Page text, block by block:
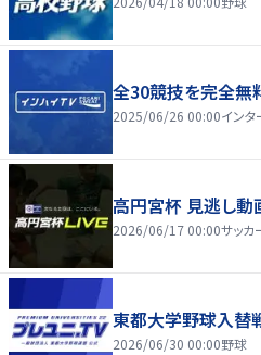
全30競技を完全無
2025/06/26 00:00イン
高円宮杯 見逃し動
2026/06/17 00:00サッカ
東都大学野球入替
2026/06/30 00:00野球